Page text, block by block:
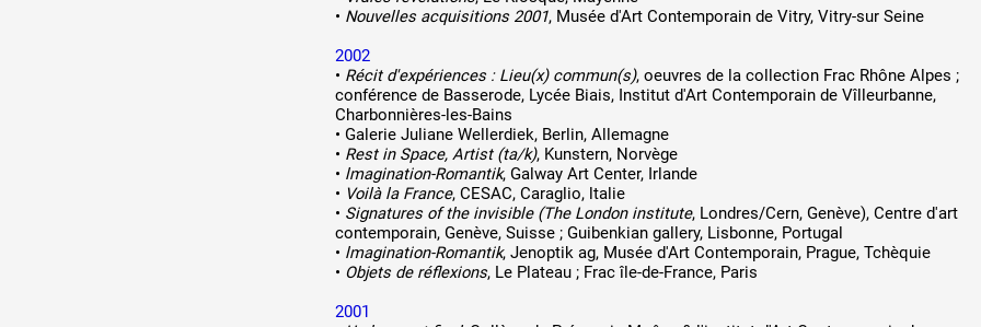
• Nouvelles acquisitions 2001, Musée d'Art Contemporain de Vitry, Vitry-sur Seine
2002
• Récit d'expériences : Lieu(x) commun(s), oeuvres de la collection Frac Rhône Alpes ;
conférence de Basserode, Lycée Biais, Institut d'Art Contemporain de Vîlleurbanne,
Charbonnières-les-Bains
• Galerie Juliane Wellerdiek, Berlin, Allemagne
• Rest in Space, Artist (ta/k), Kunstern, Norvège
• lmagination-Romantik, Galway Art Center, Irlande
• Voilà la France, CESAC, Caraglio, ltalie
• Signatures of the invisible (The London institute, Londres/Cern, Genève), Centre d'art
contemporain, Genève, Suisse ; Guibenkian gallery, Lisbonne, Portugal
• lmagination-Romantik, Jenoptik ag, Musée d'Art Contemporain, Prague, Tchèquie
• Objets de réflexions, Le Plateau ; Frac île-de-France, Paris
2001